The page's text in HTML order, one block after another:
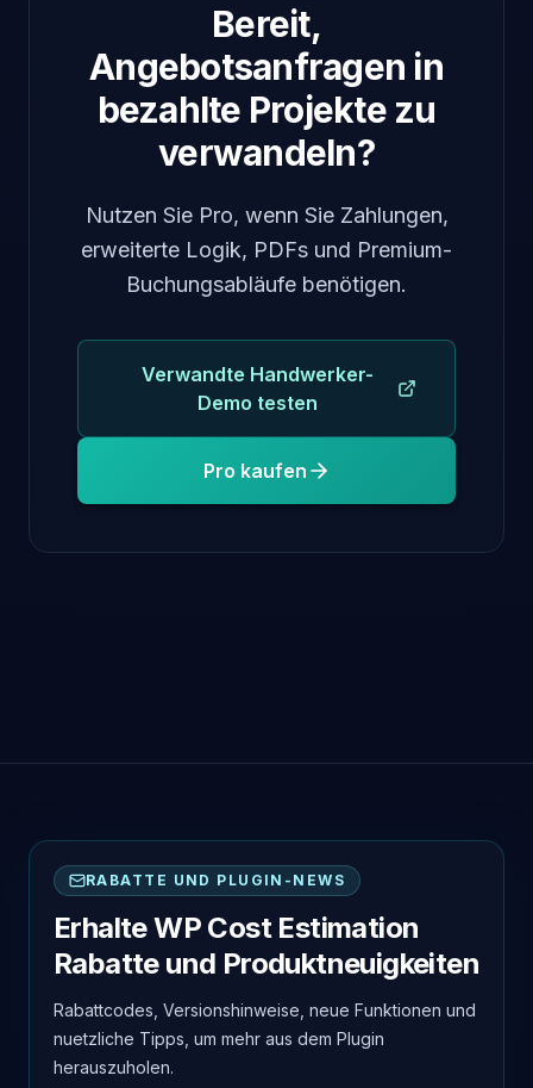
Bereit,
Angebotsanfragen in
bezahlte Projekte zu
verwandeln?
Nutzen Sie Pro, wenn Sie Zahlungen,
erweiterte Logik, PDFs und Premium-
Buchungsabläufe benötigen.
Verwandte Handwerker-
Demo testen
Pro kaufen
RABATTE UND PLUGIN-NEWS
Erhalte WP Cost Estimation
Rabatte und Produktneuigkeiten
Rabattcodes, Versionshinweise, neue Funktionen und
nuetzliche Tipps, um mehr aus dem Plugin
herauszuholen.